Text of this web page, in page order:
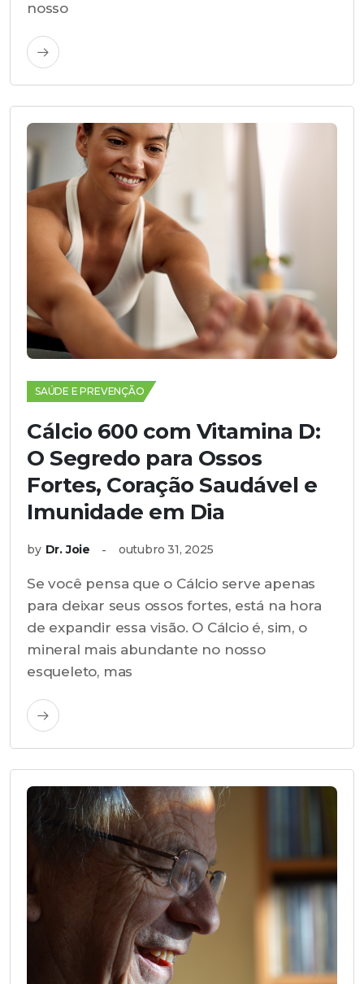
nosso
SAÚDE E PREVENÇÃO
Cálcio 600 com Vitamina D:
O Segredo para Ossos
Fortes, Coração Saudável e
Imunidade em Dia
by Dr. Joie outubro 31, 2025
Se você pensa que o Cálcio serve apenas
para deixar seus ossos fortes, está na hora
de expandir essa visão. O Cálcio é, sim, o
mineral mais abundante no nosso
esqueleto, mas